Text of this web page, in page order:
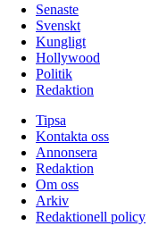
Senaste
Svenskt
Kungligt
Hollywood
Politik
Redaktion
Tipsa
Kontakta oss
Annonsera
Redaktion
Om oss
Arkiv
Redaktionell policy